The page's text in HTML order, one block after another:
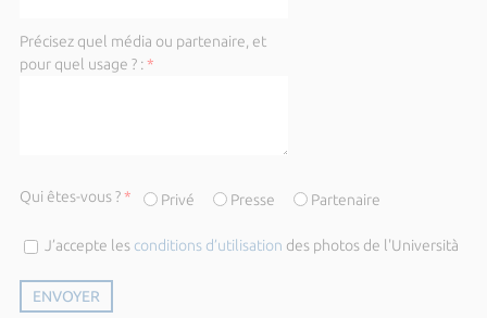
Précisez quel média ou partenaire, et
pour quel usage ? :*
Qui êtes-vous ?* Privé Presse Partenaire
J’accepte les conditions d’utilisation des photos de l'Università